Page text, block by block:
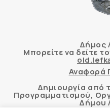
Δήμος
Μπορείτε να δείτε
Αναφορά
Δημιουργία από
Προγραμματισμού,
Δήμου